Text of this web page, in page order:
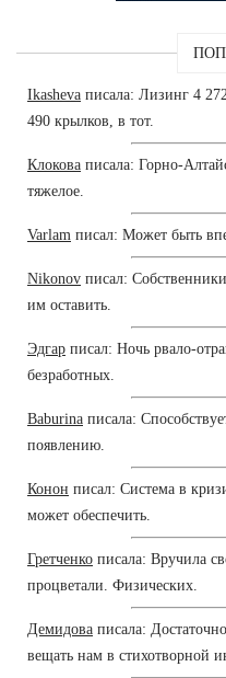
Ikasheva писала: Лизинг 4
490 крылков, в тот.
Клокова писала: Горно-
тяжелое.
Varlam писал: Может быть
Nikonov писал:
им оставить.
Эдгар писал: Ночь рвало-
безработных.
Baburina писала:
появлению.
Конон писал: Система в
может обеспечить.
Гретченко писала: Вручила
процветали. Физических.
Демидова писала:
вещать нам в стихотворной